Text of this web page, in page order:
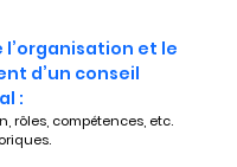
l’organisation et le
d’un conseil
:
rôles, compétences, etc.